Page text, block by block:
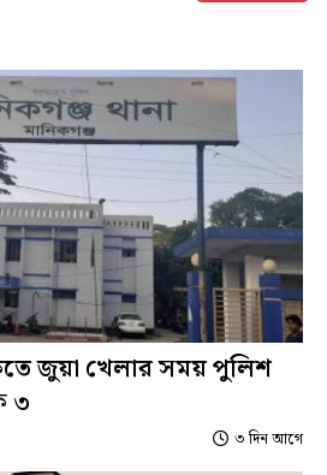
জুয়া খেলার সময় পুলিশ
৩
৩ দিন আগে